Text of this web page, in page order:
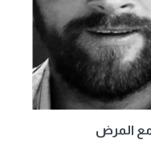
مع المرض